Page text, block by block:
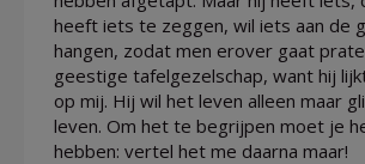
heeft iets te zeggen, wil iets aan de
hangen, zodat men erover gaat
geestige tafelgezelschap, want hij
op mij. Hij wil het leven alleen maar
leven. Om het te begrijpen moet je
hebben: vertel het me daarna maar!